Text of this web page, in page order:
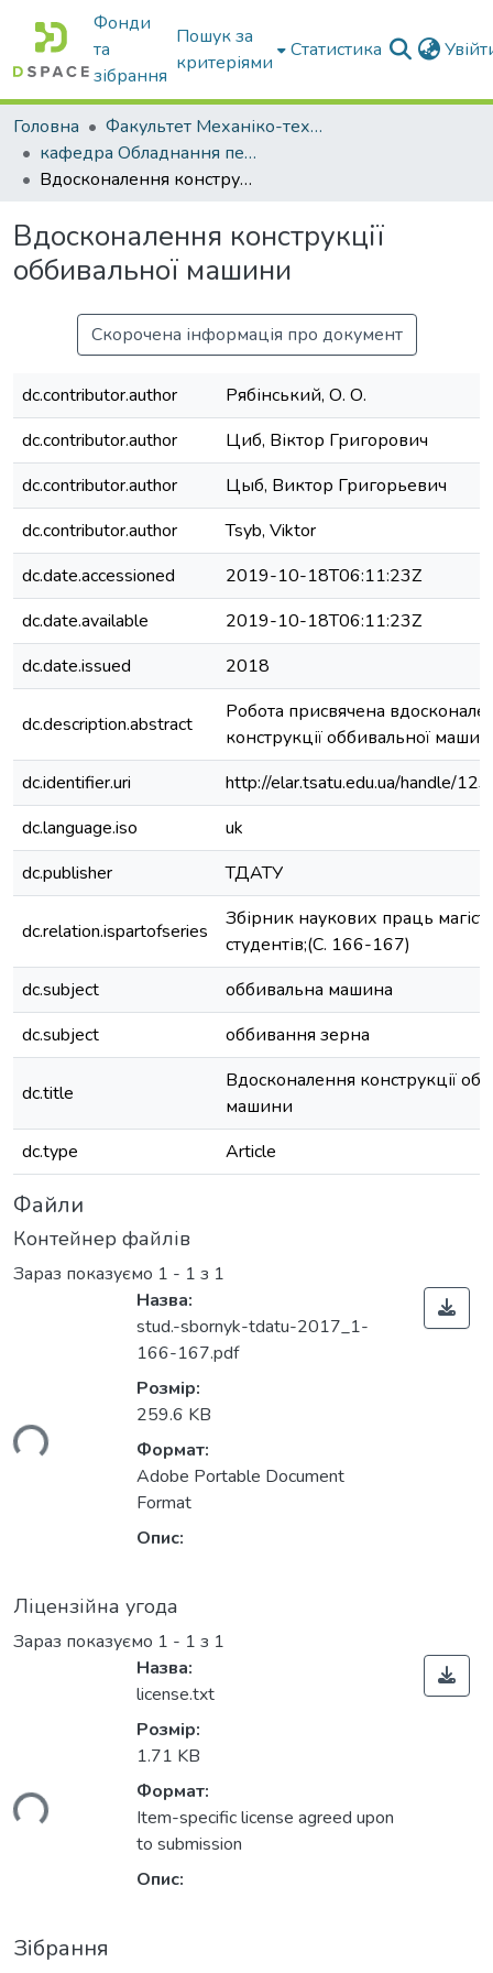
Фонди
та
зібрання
Пошук за
критеріями
Статистика
Головна
Факультет Механіко-технологічний
кафедра Обладнання переробних і харчових виробництв ім. професора Ф.Ю. Ялпачика
Вдосконалення конструкції оббивальної машини
Вдосконалення конструкції
оббивальної машини
Скорочена інформація про документ
dc.contributor.author
Рябінський, О. О.
dc.contributor.author
Циб, Віктор Григорович
dc.contributor.author
Цыб, Виктор Григорьевич
dc.contributor.author
Tsyb, Viktor
dc.date.accessioned
2019-10-18T06:11:23Z
dc.date.available
2019-10-18T06:11:23Z
dc.date.issued
2018
dc.description.abstract
Робота присвячена
конструкції оббивальної
dc.identifier.uri
http://elar.tsatu.edu.ua/handle/
dc.language.iso
uk
dc.publisher
ТДАТУ
dc.relation.ispartofseries
Збірник наукових праць
студентів;(С. 166-167)
dc.subject
оббивальна машина
dc.subject
оббивання зерна
dc.title
Вдосконалення конструкції
машини
dc.type
Article
Файли
Контейнер файлів
Зараз показуємо 1 - 1 з 1
Назва:
stud.-sbornyk-tdatu-2017_1-
166-167.pdf
Розмір:
259.6 KB
Формат:
Adobe Portable Document
Format
Опис:
Ліцензійна угода
Зараз показуємо 1 - 1 з 1
Назва:
license.txt
Розмір:
1.71 KB
Формат:
Item-specific license agreed upon
to submission
Опис:
Зібрання